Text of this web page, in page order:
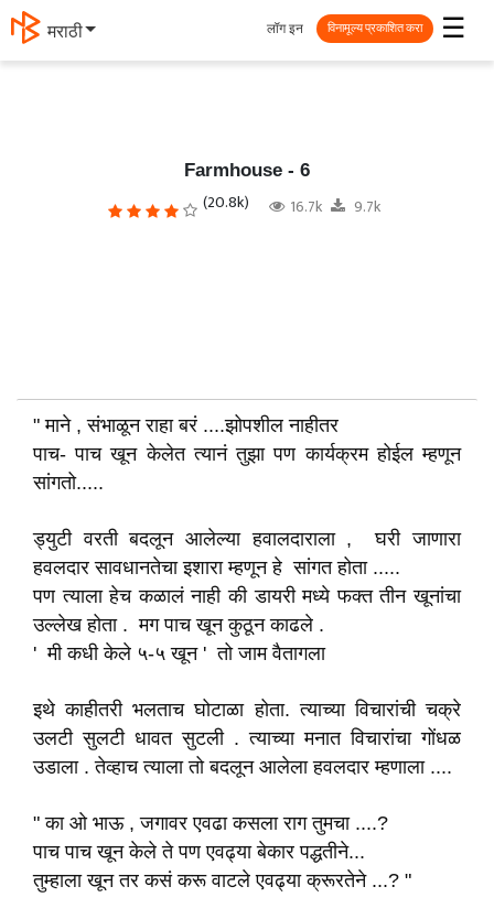
मराठी ☰
लॉग इन विनामूल्य प्रकाशित करा
Farmhouse - 6
(20.8k) 16.7k 9.7k
" माने , संभाळून राहा बरं ....झोपशील नाहीतर
पाच- पाच खून केलेत त्यानं तुझा पण कार्यक्रम होईल म्हणून
सांगतो.....
ड्युटी वरती बदलून आलेल्या हवालदाराला , घरी जाणारा
हवलदार सावधानतेचा इशारा म्हणून हे सांगत होता .....
पण त्याला हेच कळालं नाही की डायरी मध्ये फक्त तीन खूनांचा
उल्लेख होता . मग पाच खून कुठून काढले .
' मी कधी केले ५-५ खून ' तो जाम वैतागला
इथे काहीतरी भलताच घोटाळा होता. त्याच्या विचारांची चक्रे
उलटी सुलटी धावत सुटली . त्याच्या मनात विचारांचा गोंधळ
उडाला . तेव्हाच त्याला तो बदलून आलेला हवलदार म्हणाला ....
" का ओ भाऊ , जगावर एवढा कसला राग तुमचा ....?
पाच पाच खून केले ते पण एवढ्या बेकार पद्धतीने...
तुम्हाला खून तर कसं करू वाटले एवढ्या क्रूरतेने ...? "